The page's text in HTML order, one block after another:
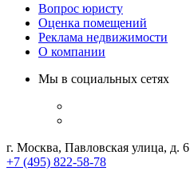
Вопрос юристу
Оценка помещений
Реклама недвижимости
О компании
Мы в социальных сетях
г. Москва, Павловская улица, д. 6
+7 (495) 822-58-78